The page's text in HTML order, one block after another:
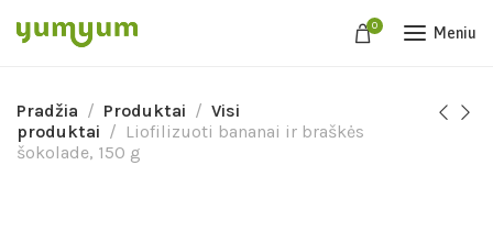
0 Meniu
Pradžia Produktai
Visi
produktai
Liofilizuoti bananai ir braškės
šokolade, 150 g